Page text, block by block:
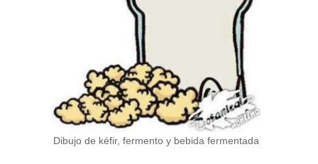
Dibujo de kéfir, fermento y bebida fermentada